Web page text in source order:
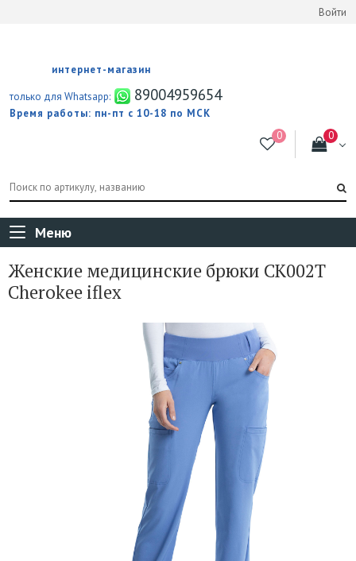
Войти
интернет-магазин
только для Whatsapp:
89004959654
Время работы: пн-пт с 10-18 по МСК
Меню
Женские медицинские брюки CK002T
Cherokee iflex